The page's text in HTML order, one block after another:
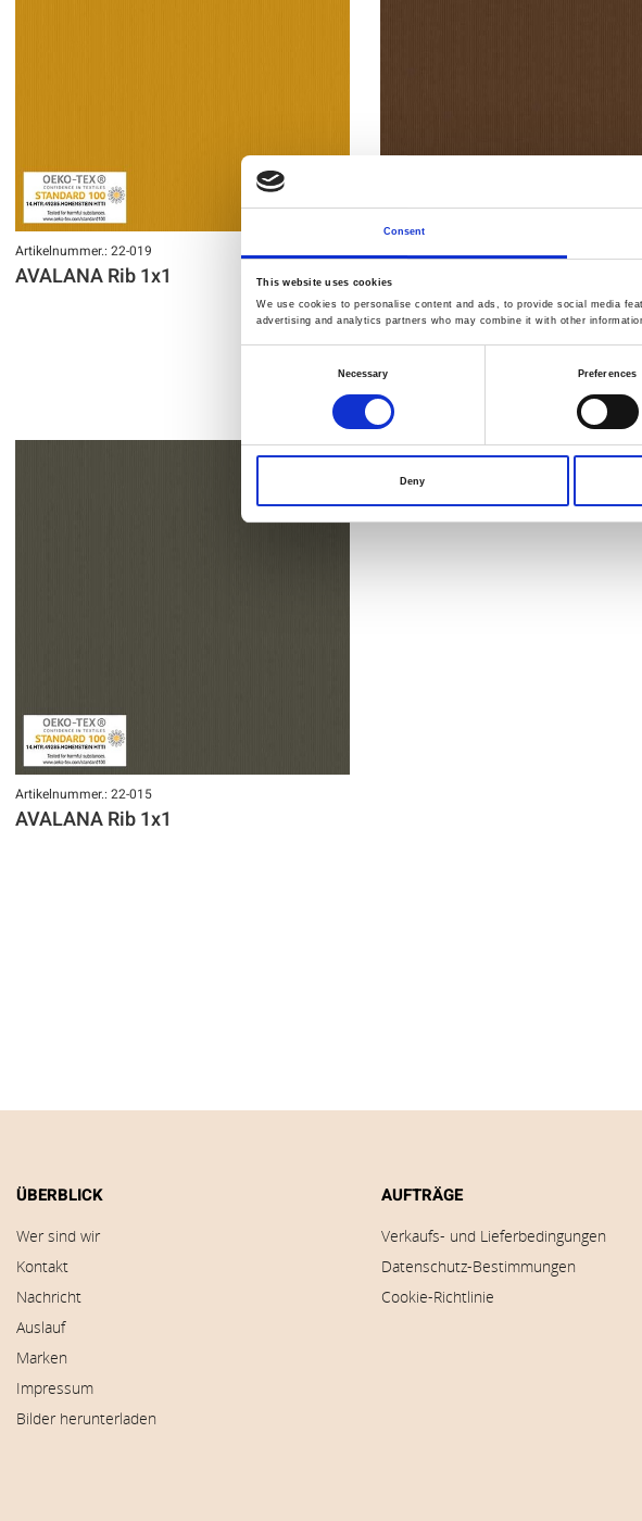
Consent
This website uses cookies
We use cookies to personalise content and ads, to provide social media
advertising and analytics partners who may combine it with other
Necessary Preferences
Deny
Artikelnummer.: 22-019
AVALANA Rib 1x1
Artikelnummer.: 22-024
AVALANA Rib 1x1
Artikelnummer.: 22-015
AVALANA Rib 1x1
ÜBERBLICK
Wer sind wir
Kontakt
Nachricht
Auslauf
Marken
Impressum
Bilder herunterladen
AUFTRÄGE
Verkaufs- und Lieferbedingungen
Datenschutz-Bestimmungen
Cookie-Richtlinie